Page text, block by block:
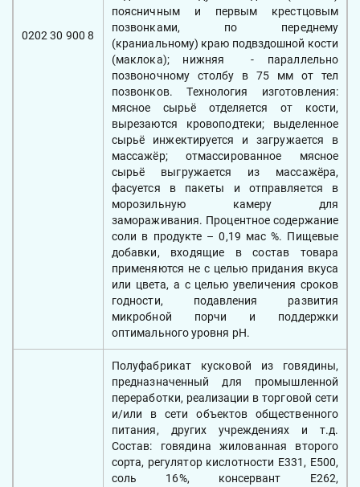
0202 30 900 8
поясничным и первым крестцовым
позвонками, по переднему
(краниальному) краю подвздошной кости
(маклока); нижняя - параллельно
позвоночному столбу в 75 мм от тел
позвонков. Технология изготовления:
мясное сырьё отделяется от кости,
вырезаются кровоподтеки; выделенное
сырьё инжектируется и загружается в
массажёр; отмассированное мясное
сырьё выгружается из массажёра,
фасуется в пакеты и отправляется в
морозильную камеру для
замораживания. Процентное содержание
соли в продукте – 0,19 мас %. Пищевые
добавки, входящие в состав товара
применяются не с целью придания вкуса
или цвета, а с целью увеличения сроков
годности, подавления развития
микробной порчи и поддержки
оптимального уровня рH.
Полуфабрикат кусковой из говядины,
предназначенный для промышленной
переработки, реализации в торговой сети
и/или в сети объектов общественного
питания, других учреждениях и т.д.
Состав: говядина жилованная второго
сорта, регулятор кислотности Е331, Е500,
соль 16%, консервант Е262,